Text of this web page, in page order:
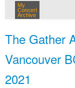
My
Concert
Archive
The Gather
Vancouver
2021